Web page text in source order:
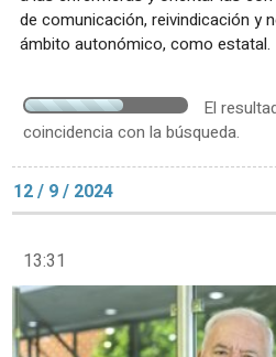
de comunicación, reivindicación y
ámbito autonómico, como estatal.
El
coincidencia con la búsqueda.
12 / 9 / 2024
13:31